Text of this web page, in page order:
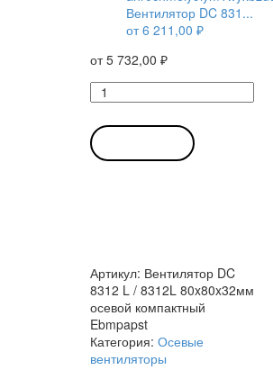
Вентилятор DC 831...
от6 211,00 ₽
от5 732,00 ₽
Количество
товара
Вентилятор
DC
8312
Ebmpapst
Артикул: Вентилятор DC
8312 L / 8312L 80x80x32мм
осевой компактный
Ebmpapst
Категория: Осевые
вентиляторы